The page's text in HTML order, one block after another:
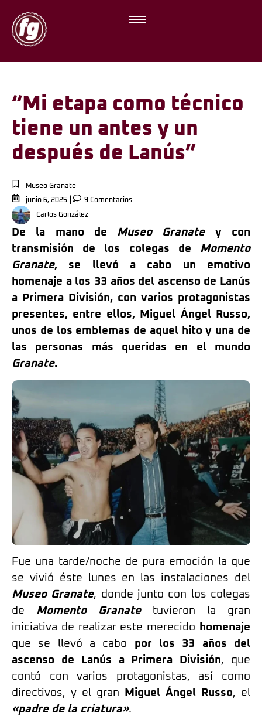
“Mi etapa como técnico
tiene un antes y un
después de Lanús”
Museo Granate
junio 6, 2025
9 Comentarios
Carlos González
De la mano de Museo Granatey con
transmisión de los colegas de Momento
Granate, se llevó a cabo un emotivo
homenaje a los 33 años del ascenso de Lanús
a Primera División, con varios protagonistas
presentes, entre ellos, Miguel Ángel Russo,
unos de los emblemas de aquel hito y una de
las personas más queridas en el mundo
Granate.
Fue una tarde/noche de pura emoción la que
se vivió éste lunes en las instalaciones del
Museo Granate, donde junto con los colegas
de Momento Granatetuvieron la gran
iniciativa de realizar este merecido
homenaje
que se llevó a cabo por los 33 años del
ascenso de Lanús a Primera División, que
contó con varios protagonistas, así como
directivos, y el gran
Miguel Ángel Russo, el
«padre de la criatura».